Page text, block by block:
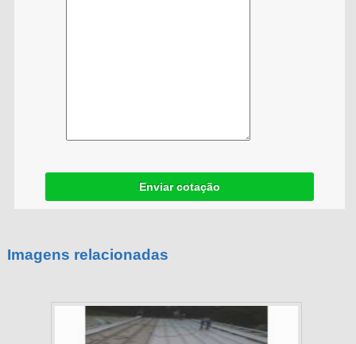
Enviar cotação
Imagens relacionadas